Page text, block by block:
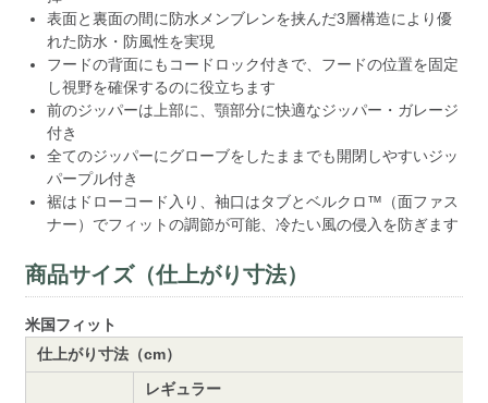
表面と裏面の間に防水メンブレンを挟んだ3層構造により優
れた防水・防風性を実現
フードの背面にもコードロック付きで、フードの位置を固定
し視野を確保するのに役立ちます
前のジッパーは上部に、顎部分に快適なジッパー・ガレージ
付き
全てのジッパーにグローブをしたままでも開閉しやすいジッ
パープル付き
裾はドローコード入り、袖口はタブとベルクロ™（面ファス
ナー）でフィットの調節が可能、冷たい風の侵入を防ぎます
商品サイズ（仕上がり寸法）
米国フィット
仕上がり寸法（cm）
レギュラー